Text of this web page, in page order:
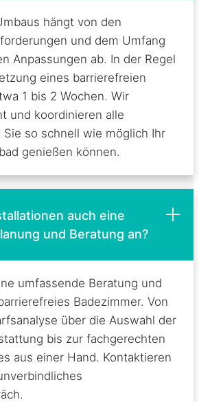
hängt von den
und dem Umfang
Anpassungen ab. In der Regel
eines barrierefreien
1 bis 2 Wochen. Wir
und koordinieren alle
Sie so schnell wie möglich Ihr
genießen können.
auch eine
und Beratung an?
umfassende Beratung und
Badezimmer. Von
über die Auswahl der
bis zur fachgerechten
aus einer Hand. Kontaktieren